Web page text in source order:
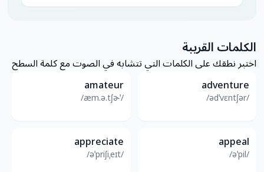
الكلمات القريبة
اختبر نطقك على الكلمات التي تتشابه في الصوت مع كلمة السطح
adventure
/ədˈvɛntʃər/
amateur
/ˈæm.ə.tʃɚ/
appeal
/əˈpil/
appreciate
/əˈpriʃiˌeɪt/